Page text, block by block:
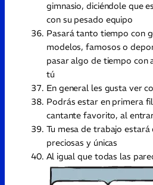
gimnasio, diciéndole que
con su pesado equipo
Pasará tanto tiempo con
modelos, famosos o
pasar algo de tiempo con
tú
En general les gusta ver
Podrás estar en primera
cantante favorito, al
Tu mesa de trabajo
preciosas y únicas
Al igual que todas las